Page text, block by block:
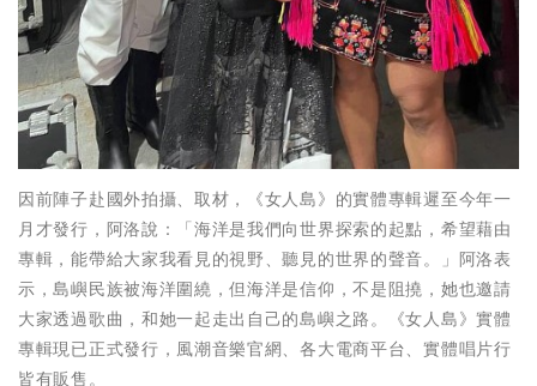
因前陣子赴國外拍攝、取材，《女人島》的實體專輯遲至今年一
月才發行，阿洛說：「海洋是我們向世界探索的起點，希望藉由
專輯，能帶給大家我看見的視野、聽見的世界的聲音。」阿洛表
示，島嶼民族被海洋圍繞，但海洋是信仰，不是阻撓，她也邀請
大家透過歌曲，和她一起走出自己的島嶼之路。《女人島》實體
專輯現已正式發行，風潮音樂官網、各大電商平台、實體唱片行
皆有販售。